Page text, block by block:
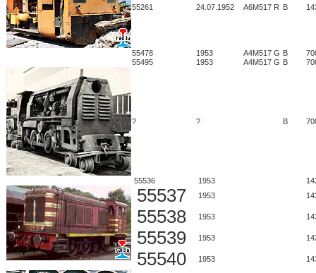
55261 24.07.1952 A6M517 R B
55478 1953 A4M517 G B
55495
1953 A4M517 G B
? ? B
55536 1953
55537 1953
55538 1953
55539 1953
55540 1953